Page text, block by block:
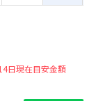
日現在目安金額